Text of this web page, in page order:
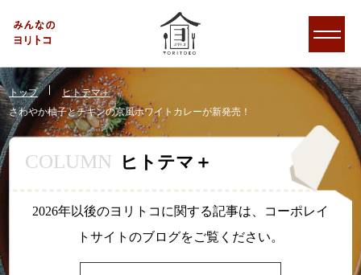
トップ
ヒトテマ＋
さわやか柚子とチキンの京風ホワイトカレーが新発売！
COLUMN ヒトテマ＋
2026年以後のヨリトコに関する記事は、コーポレイ
トサイトのブログをご覧ください。